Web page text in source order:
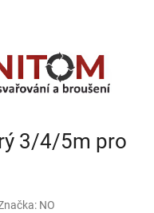
3/4/5m pro
NO